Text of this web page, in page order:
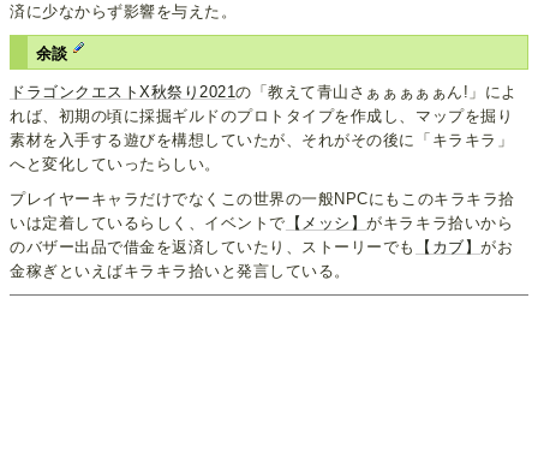
済に少なからず影響を与えた。
余談
ドラゴンクエストX秋祭り2021の「教えて青山さぁぁぁぁぁん!」によ
れば、初期の頃に採掘ギルドのプロトタイプを作成し、マップを掘り
素材を入手する遊びを構想していたが、それがその後に「キラキラ」
へと変化していったらしい。
プレイヤーキャラだけでなくこの世界の一般NPCにもこのキラキラ拾
いは定着しているらしく、イベントで 【メッシ】がキラキラ拾いから
のバザー出品で借金を返済していたり、ストーリーでも
【カブ】がお
金稼ぎといえばキラキラ拾いと発言している。